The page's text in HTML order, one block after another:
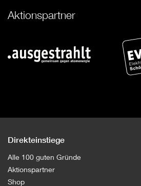
Aktionspartner
Direkteinstiege
Alle 100 guten Gründe
Aktionspartner
Shop